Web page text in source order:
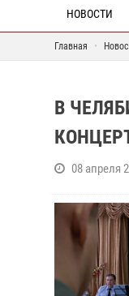
НОВОСТИ
Главная
В
08 апреля